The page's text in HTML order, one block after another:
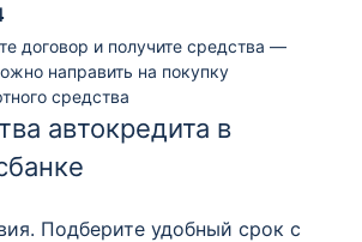
договор и получите средства —
направить на покупку
средства
автокредита в
Подберите удобный срок с